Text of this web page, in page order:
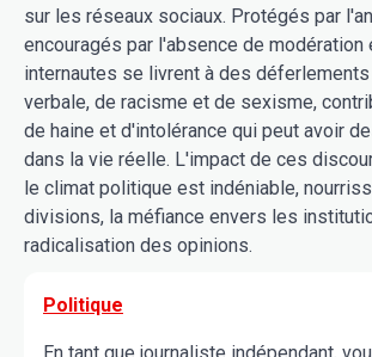
sur les réseaux sociaux. Protégés par
encouragés par l'absence de modération
internautes se livrent à des
verbale, de racisme et de sexisme,
de haine et d'intolérance qui peut avoir
dans la vie réelle. L'impact de ces
le climat politique est indéniable,
divisions, la méfiance envers les
radicalisation des opinions.
Politique